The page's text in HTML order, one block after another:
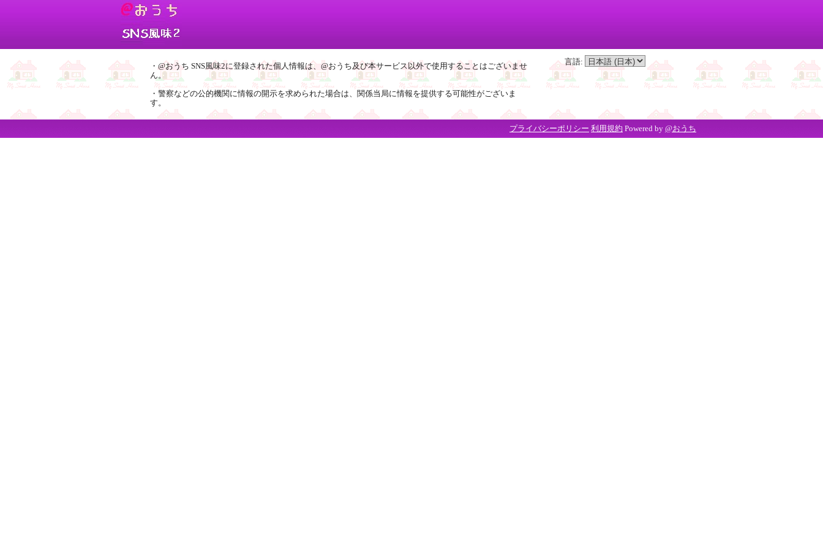
・@おうち SNS風味2に登録された個人情報は、@おうち及び本サービス以外で使用することはございませ
ん。
・警察などの公的機関に情報の開示を求められた場合は、関係当局に情報を提供する可能性がございま
す。
言語:
プライバシーポリシー 利用規約 Powered by @おうち